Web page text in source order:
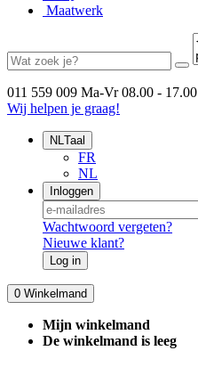
Maatwerk
011 559 009 Ma-Vr 08.00 - 17.00
Wij helpen je graag!
NLTaal
FR
NL
Inloggen
Wachtwoord vergeten?
Nieuwe klant?
Log in
0 Winkelmand
Mijn winkelmand
De winkelmand is leeg